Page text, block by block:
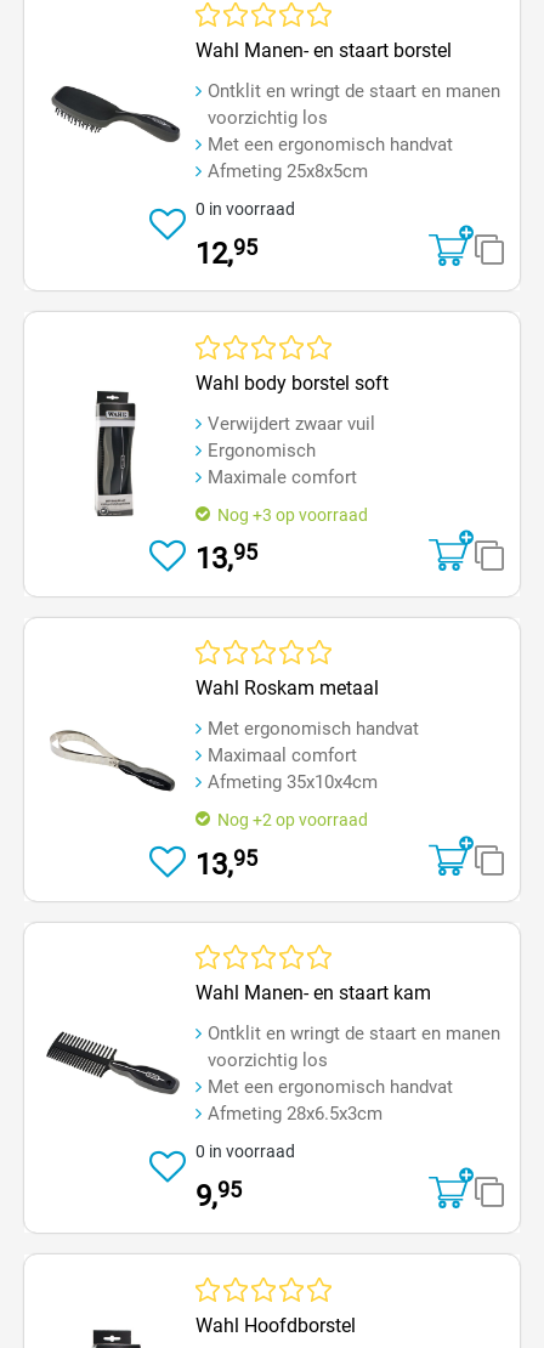
Gemiddelde waardering van 0 van 5 sterren
Wahl Manen- en staart borstel
Ontklit en wringt de staart en manen
voorzichtig los
Met een ergonomisch handvat
Afmeting 25x8x5cm
0 in voorraad
12,95
Wahl body borstel soft
Verwijdert zwaar vuil
Ergonomisch
Maximale comfort
Nog +3 op voorraad
13,95
Wahl Roskam metaal
Met ergonomisch handvat
Maximaal comfort
Afmeting 35x10x4cm
Nog +2 op voorraad
13,95
Gemiddelde waardering van 0 van 5 sterren
Wahl Manen- en staart kam
Ontklit en wringt de staart en manen
voorzichtig los
Met een ergonomisch handvat
Afmeting 28x6.5x3cm
0 in voorraad
9,95
Wahl Hoofdborstel